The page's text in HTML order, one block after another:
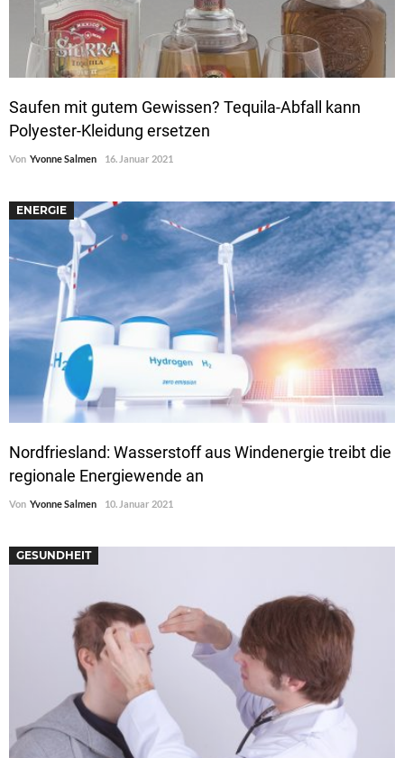
Saufen mit gutem Gewissen? Tequila-Abfall kann
Polyester-Kleidung ersetzen
Von Yvonne Salmen 16. Januar 2021
ENERGIE
Nordfriesland: Wasserstoff aus Windenergie treibt die
regionale Energiewende an
Von Yvonne Salmen 10. Januar 2021
GESUNDHEIT